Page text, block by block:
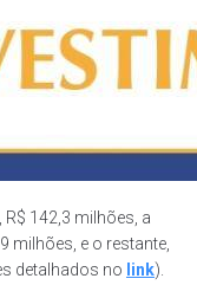
142,3 milhões, a
milhões, e o restante,
detalhados no link).